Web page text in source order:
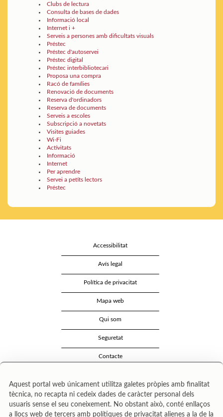
Clubs de lectura
Consulta de bases de dades
Informació local
Internet i +
Serveis a persones amb dificultats visuals
Préstec
Préstec d'autoservei
Préstec digital
Préstec interbibliotecari
Proposa una compra
Racó de famílies
Renovació de documents
Reserva d'ordinadors
Reserva de documents
Serveis a escoles
Subscripció a novetats
Visites guiades
Wi-Fi
Activitats
Informació
Internet
Per aprendre
Servei a petits lectors
Préstec
Accessibilitat
Avís legal
Política de privacitat
Mapa web
Qui som
Seguretat
Contacte
Aquest portal web únicament utilitza galetes pròpies amb finalitat
tècnica, no recapta ni cedeix dades de caràcter personal dels
usuaris sense el seu coneixement. No obstant això, conté enllaços
a llocs web de tercers amb polítiques de privacitat alienes a la de la